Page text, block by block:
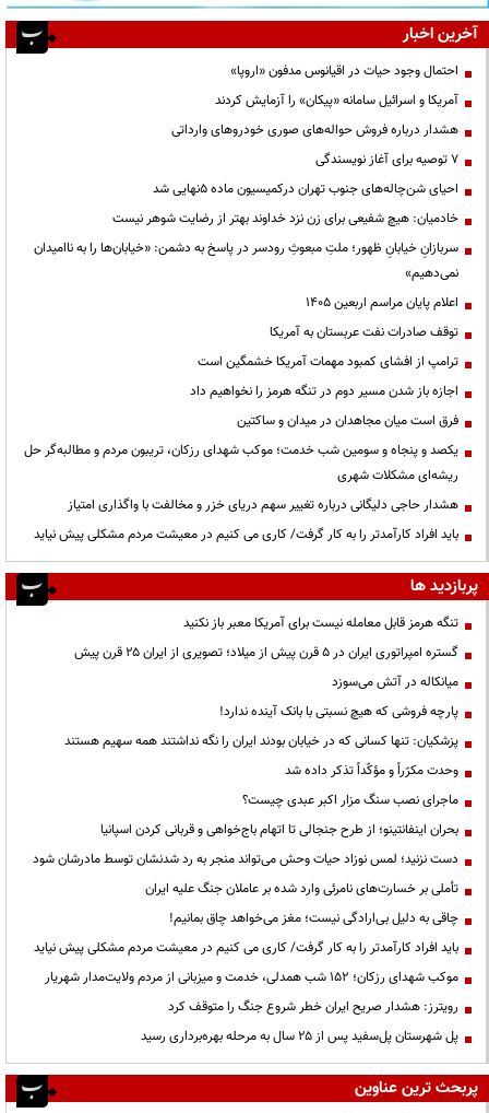
آخرین اخبار
احتمال وجود حیات در اقیانوس مدفون «اروپا»
آمریکا و اسرائیل سامانه «پیکان» را آزمایش کردند
هشدار درباره فروش حواله‌های صوری خودروهای وارداتی
۷ توصیه برای آغاز نویسندگی
احیای شن‌چاله‌های جنوب تهران درکمیسیون ماده ۵نهایی شد
خادمیان: هیچ شفیعی برای زن نزد خداوند بهتر از رضایت شوهر نیست
سربازانِ خیابانِ ظهور؛ ملتِ مبعوثِ رودسر در پاسخ به دشمن: «خیابان‌ها را به ناامیدان
نمی‌دهیم»
اعلام پایان مراسم اربعین ۱۴۰۵
توقف صادرات نفت عربستان به آمریکا
ترامپ از افشای کمبود مهمات آمریکا خشمگین است
اجازه باز شدن مسیر دوم در تنگه هرمز را نخواهیم داد
فرق است میان مجاهدان در میدان و ساکتین
یکصد و پنجاه و سومین شب خدمت؛ موکب شهدای رزکان، تریبون مردم و مطالبه‌گر حل
ریشه‌ای مشکلات شهری
هشدار حاجی دلیگانی درباره تغییر سهم دریای خزر و مخالفت با واگذاری امتیاز
باید افراد کارآمدتر را به کار گرفت/ کاری می کنیم در معیشت مردم مشکلی پیش نیاید
پربازدید ها
تنگه هرمز قابل معامله نیست برای آمریکا معبر باز نکنید
گستره امپراتوری ایران در ۵ قرن پیش از میلاد؛ تصویری از ایران ۲۵ قرن پیش
میانکاله در آتش می‌سوزد
پارچه فروشی که هیچ نسبتی با بانک آینده ندارد!
پزشکیان: تنها کسانی که در خیابان بودند ایران را نگه نداشتند همه سهیم هستند
وحدت مکرّراً و مؤکّداً تذکر داده شد
ماجرای نصب سنگ مزار اکبر عبدی چیست؟
بحران اینفانتینو؛ از طرح جنجالی تا اتهام باج‌خواهی و قربانی کردن اسپانیا
دست نزنید؛ لمس نوزاد حیات وحش می‌تواند منجر به رد شدنشان توسط مادرشان شود
تأملی بر خسارت‌های نامرئی وارد شده بر عاملان جنگ علیه ایران
چاقی به دلیل بی‌ارادگی نیست؛ مغز می‌خواهد چاق بمانیم!
باید افراد کارآمدتر را به کار گرفت/ کاری می کنیم در معیشت مردم مشکلی پیش نیاید
موکب شهدای رزکان؛ ۱۵۲ شب همدلی، خدمت و میزبانی از مردم ولایت‌مدار شهریار
رویترز: هشدار صریح ایران خطر شروع جنگ را متوقف کرد
پل شهرستان پل‌سفید پس از ۲۵ سال به مرحله بهره‌برداری رسید
پربحث ترین عناوین